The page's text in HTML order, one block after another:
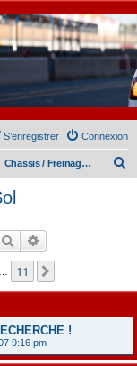
Connexion
S’enregistrer
Chassis / Freinage / Liaison au Sol
c
r
Rechercher
11
!
9:16 pm